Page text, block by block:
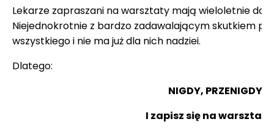
Lekarze zapraszani na warsztaty mają wieloletnie
Niejednokrotnie z bardzo zadawalającym skutkiem
wszystkiego i nie ma już dla nich nadziei.
Dlatego:
NIGDY, PRZENIGDY
I zapisz się na warsztat